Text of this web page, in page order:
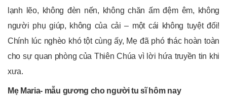
lạnh lẽo, không đèn nến, không chăn ấm đệm êm, không
người phụ giúp, không của cải – một cái không tuyệt đối!
Chính lúc nghèo khó tột cùng ấy, Mẹ đã phó thác hoàn toàn
cho sự quan phòng của Thiên Chúa vì lời hứa truyền tin khi
xưa.
Mẹ Maria- mẫu gương cho người tu sĩ hôm nay